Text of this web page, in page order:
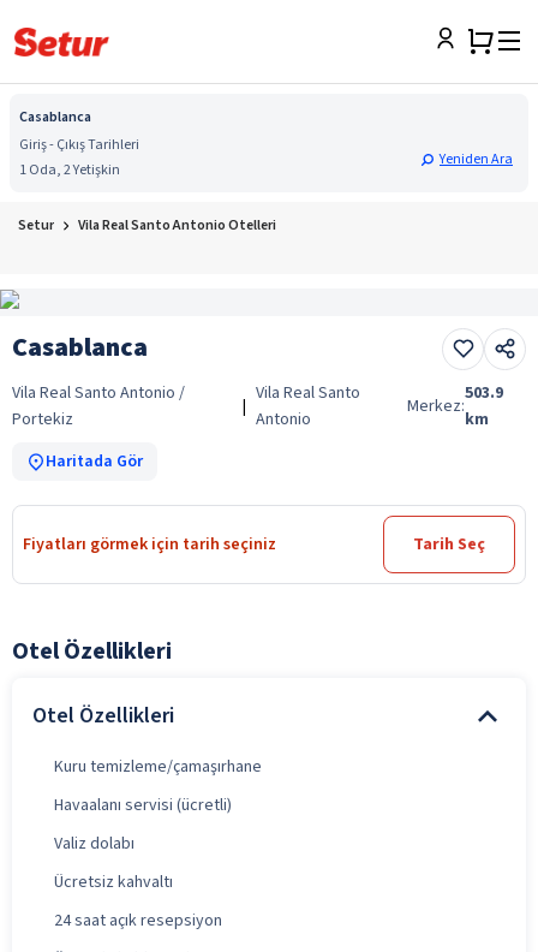
Casablanca
Giriş - Çıkış Tarihleri
1 Oda, 2 Yetişkin
Yeniden Ara
Setur Vila Real Santo Antonio Otelleri
Casablanca
Vila Real Santo Antonio /
Portekiz
|
Vila Real Santo
Antonio
Merkez:
503.9
km
Haritada Gör
Fiyatları görmek için tarih seçiniz Tarih Seç
Otel Özellikleri
Otel Özellikleri
Kuru temizleme/çamaşırhane
Havaalanı servisi (ücretli)
Valiz dolabı
Ücretsiz kahvaltı
24 saat açık resepsiyon